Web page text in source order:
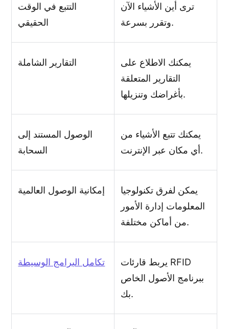
التتبع في الوقت
الحقيقي
ترى أين الأشياء الآن
وتقرر بسرعة.
التقارير الشاملة
يمكنك الاطلاع على
التقارير المتعلقة
بأغراضك وتنزيلها.
الوصول المستند إلى
السحابة
يمكنك تتبع الأشياء من
أي مكان عبر الإنترنت.
إمكانية الوصول العالمية
يمكن لفرق تكنولوجيا
المعلومات إدارة الأمور
من أماكن مختلفة.
تكامل البرامج الوسيطة
يربط قارئات RFID
ببرنامج الأصول الخاص
بك.